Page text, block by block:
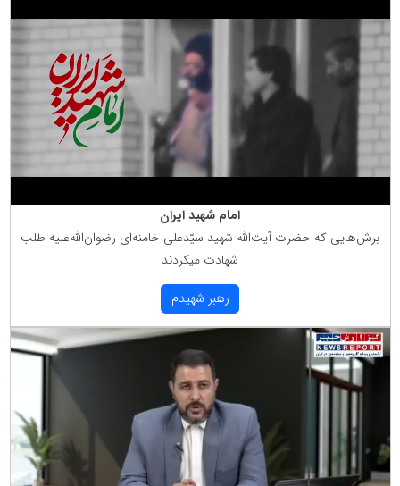
امام شهید ایران
برش‌هایی كه حضرت آیت‌الله شهید سیّدعلی خامنه‌ای رضوان‌الله‌علیه طلب
شهادت میكردند
رهبر شهیدم